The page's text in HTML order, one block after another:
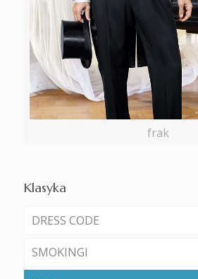
frak
Klasyka
DRESS CODE
SMOKINGI